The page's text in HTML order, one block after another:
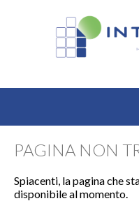
HOME
VENDITA RESIDENZIALE
PAGINA NON
Spiacenti, la pagina che
disponibile al momento.